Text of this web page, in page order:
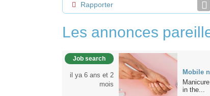
Rapporter
Les annonces
Job search
il ya 6 ans et 2
mois
Mobile
in the...